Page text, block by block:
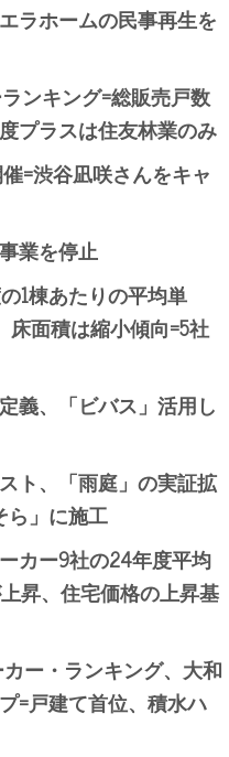
ラホームの民事再生を
ンキング=総販売戸数
プラスは住友林業のみ
=渋谷凪咲さんをキャ
業を停止
1棟あたりの平均単
面積は縮小傾向=5社
義、「ビバス」活用し
ト、「雨庭」の実証拡
ら」に施工
カー9社の24年度平均
昇、住宅価格の上昇基
ー・ランキング、大和
=戸建て首位、積水ハ